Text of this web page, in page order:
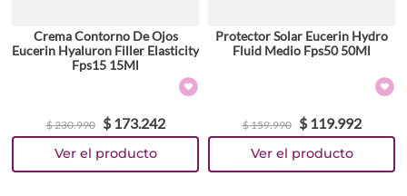
Crema Contorno De Ojos
Eucerin Hyaluron Filler Elasticity
Fps15 15Ml
$230.990 $ 173.242
Protector Solar Eucerin Hydro
Fluid Medio Fps50 50Ml
$159.990 $ 119.992